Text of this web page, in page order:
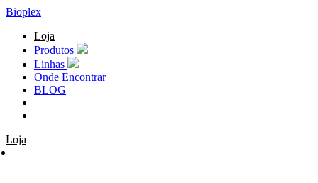
Bioplex
Loja
Produtos
Linhas
Onde Encontrar
BLOG
Loja